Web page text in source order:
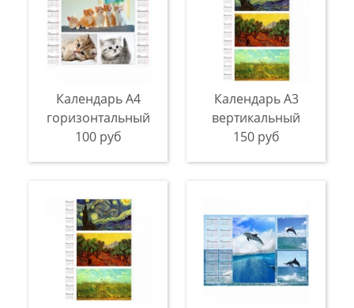
Календарь A4
горизонтальный
100 руб
Календарь A3
вертикальный
150 руб